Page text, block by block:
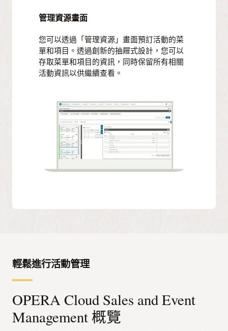
管理資源畫面
您可以透過「管理資源」畫面預訂活動的菜
單和項目。透過創新的抽屜式設計，您可以
存取菜單和項目的資訊，同時保留所有相關
活動資訊以供繼續查看。
輕鬆進行活動管理
OPERA Cloud Sales and Event
Management 概覽